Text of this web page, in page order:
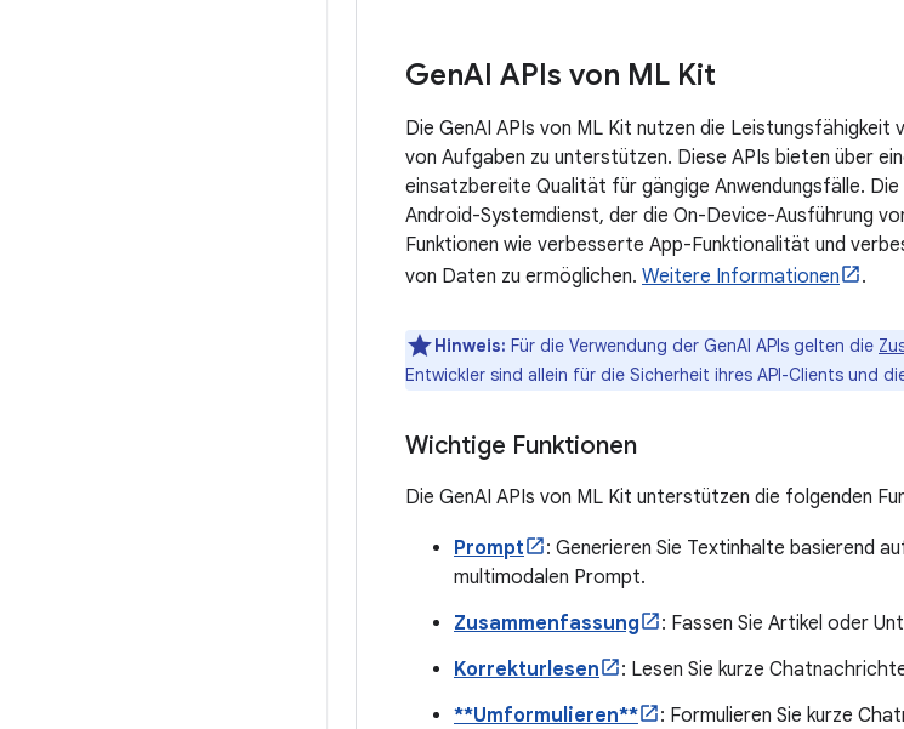
GenAI APIs von ML Kit
Die GenAI APIs von ML Kit nutzen die Leistungsfähigkeit
von Aufgaben zu unterstützen. Diese APIs bieten über
einsatzbereite Qualität für gängige Anwendungsfälle.
Android-Systemdienst, der die On-Device-Ausführung
Funktionen wie verbesserte App-Funktionalität und
von Daten zu ermöglichen. Weitere Informationen .
Hinweis: Für die Verwendung der GenAI APIs gelten die
Entwickler sind allein für die Sicherheit ihres API-Clients und
Wichtige Funktionen
Die GenAI APIs von ML Kit unterstützen die folgenden
Prompt
: Generieren Sie Textinhalte basierend
multimodalen Prompt.
Zusammenfassung
: Fassen Sie Artikel oder
Korrekturlesen
: Lesen Sie kurze
**Umformulieren**
: Formulieren Sie kurze